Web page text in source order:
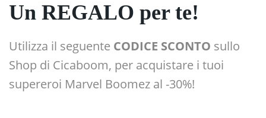
Un REGALO per te!
Utilizza il seguente CODICE SCONTO sullo
Shop di Cicaboom, per acquistare i tuoi
supereroi Marvel Boomez al -30%!